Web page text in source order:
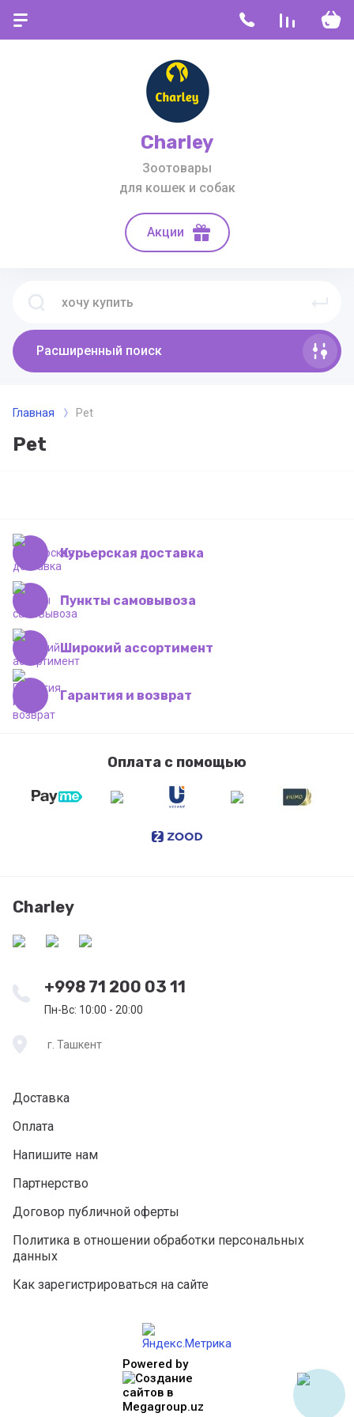
Charley
Зоотовары
для кошек и собак
Акции
Расширенный поиск
Главная Pet
Pet
Курьерская доставка
Пункты самовывоза
Широкий ассортимент
Гарантия и возврат
Оплата с помощью
Charley
+998 71 200 03 11
Пн-Вс: 10:00 - 20:00
г. Ташкент
Доставка
Оплата
Напишите нам
Партнерство
Договор публичной оферты
Политика в отношении обработки персональных
данных
Как зарегистрироваться на сайте
Powered by